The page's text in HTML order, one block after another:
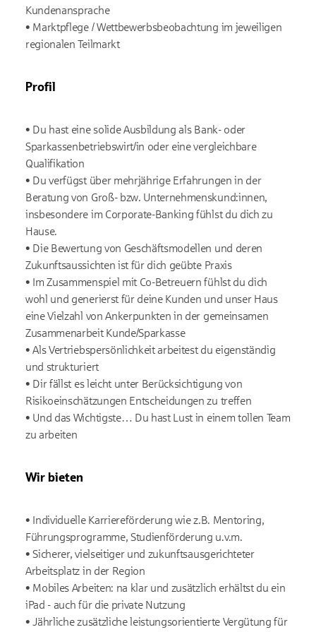
Kundenansprache
• Marktpflege / Wettbewerbsbeobachtung im jeweiligen
regionalen Teilmarkt
Profil
• Du hast eine solide Ausbildung als Bank- oder
Sparkassenbetriebswirt/in oder eine vergleichbare
Qualifikation
• Du verfügst über mehrjährige Erfahrungen in der
Beratung von Groß- bzw. Unternehmenskund:innen,
insbesondere im Corporate-Banking fühlst du dich zu
Hause.
• Die Bewertung von Geschäftsmodellen und deren
Zukunftsaussichten ist für dich geübte Praxis
• Im Zusammenspiel mit Co-Betreuern fühlst du dich
wohl und generierst für deine Kunden und unser Haus
eine Vielzahl von Ankerpunkten in der gemeinsamen
Zusammenarbeit Kunde/Sparkasse
• Als Vertriebspersönlichkeit arbeitest du eigenständig
und strukturiert
• Dir fällst es leicht unter Berücksichtigung von
Risikoeinschätzungen Entscheidungen zu treffen
• Und das Wichtigste… Du hast Lust in einem tollen Team
zu arbeiten
Wir bieten
• Individuelle Karriereförderung wie z.B. Mentoring,
Führungsprogramme, Studienförderung u.v.m.
• Sicherer, vielseitiger und zukunftsausgerichteter
Arbeitsplatz in der Region
• Mobiles Arbeiten: na klar und zusätzlich erhältst du ein
iPad - auch für die private Nutzung
• Jährliche zusätzliche leistungsorientierte Vergütung für